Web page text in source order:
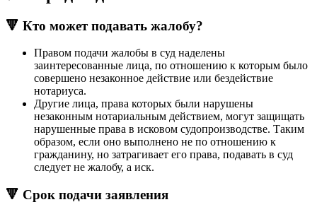
🔻 Кто может подавать жалобу?
Правом подачи жалобы в суд наделены
заинтересованные лица, по отношению к которым было
совершено незаконное действие или бездействие
нотариуса.
Другие лица, права которых были нарушены
незаконным нотариальным действием, могут защищать
нарушенные права в исковом судопроизводстве. Таким
образом, если оно выполнено не по отношению к
гражданину, но затрагивает его права, подавать в суд
следует не жалобу, а иск.
🔻 Срок подачи заявления